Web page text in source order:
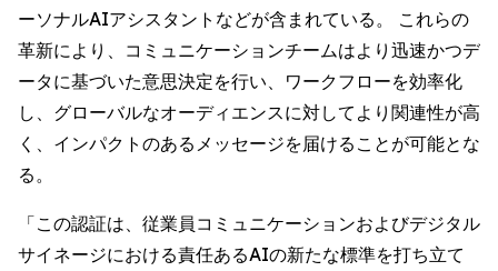
ーソナルAIアシスタントなどが含まれている。 これらの
革新により、コミュニケーションチームはより迅速かつデ
ータに基づいた意思決定を行い、ワークフローを効率化
し、グローバルなオーディエンスに対してより関連性が高
く、インパクトのあるメッセージを届けることが可能とな
る。
「この認証は、従業員コミュニケーションおよびデジタル
サイネージにおける責任あるAIの新たな標準を打ち立て